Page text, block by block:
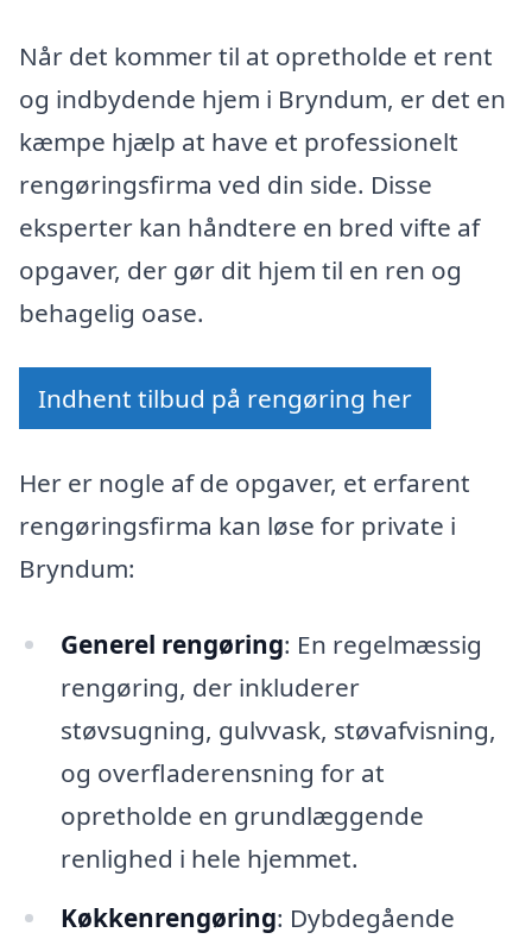
Når det kommer til at opretholde et rent
og indbydende hjem i Bryndum, er det en
kæmpe hjælp at have et professionelt
rengøringsfirma ved din side. Disse
eksperter kan håndtere en bred vifte af
opgaver, der gør dit hjem til en ren og
behagelig oase.
Indhent tilbud på rengøring her
Her er nogle af de opgaver, et erfarent
rengøringsfirma kan løse for private i
Bryndum:
Generel rengøring: En regelmæssig
rengøring, der inkluderer
støvsugning, gulvvask, støvafvisning,
og overfladerensning for at
opretholde en grundlæggende
renlighed i hele hjemmet.
Køkkenrengøring: Dybdegående